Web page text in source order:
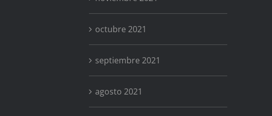
octubre 2021
septiembre 2021
agosto 2021